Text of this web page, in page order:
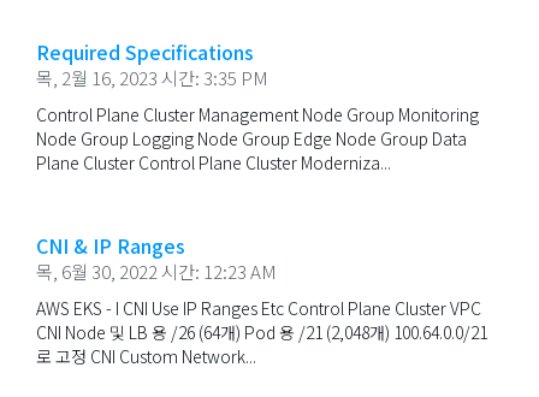
Required Specifications
목, 2월 16, 2023 시간: 3:35 PM
Control Plane Cluster Management Node Group Monitoring
Node Group Logging Node Group Edge Node Group Data
Plane Cluster Control Plane Cluster Moderniza...
CNI & IP Ranges
목, 6월 30, 2022 시간: 12:23 AM
AWS EKS - I CNI Use IP Ranges Etc Control Plane Cluster VPC
CNI Node 및 LB 용 /26 (64개) Pod 용 /21 (2,048개) 100.64.0.0/21
로 고정 CNI Custom Network...